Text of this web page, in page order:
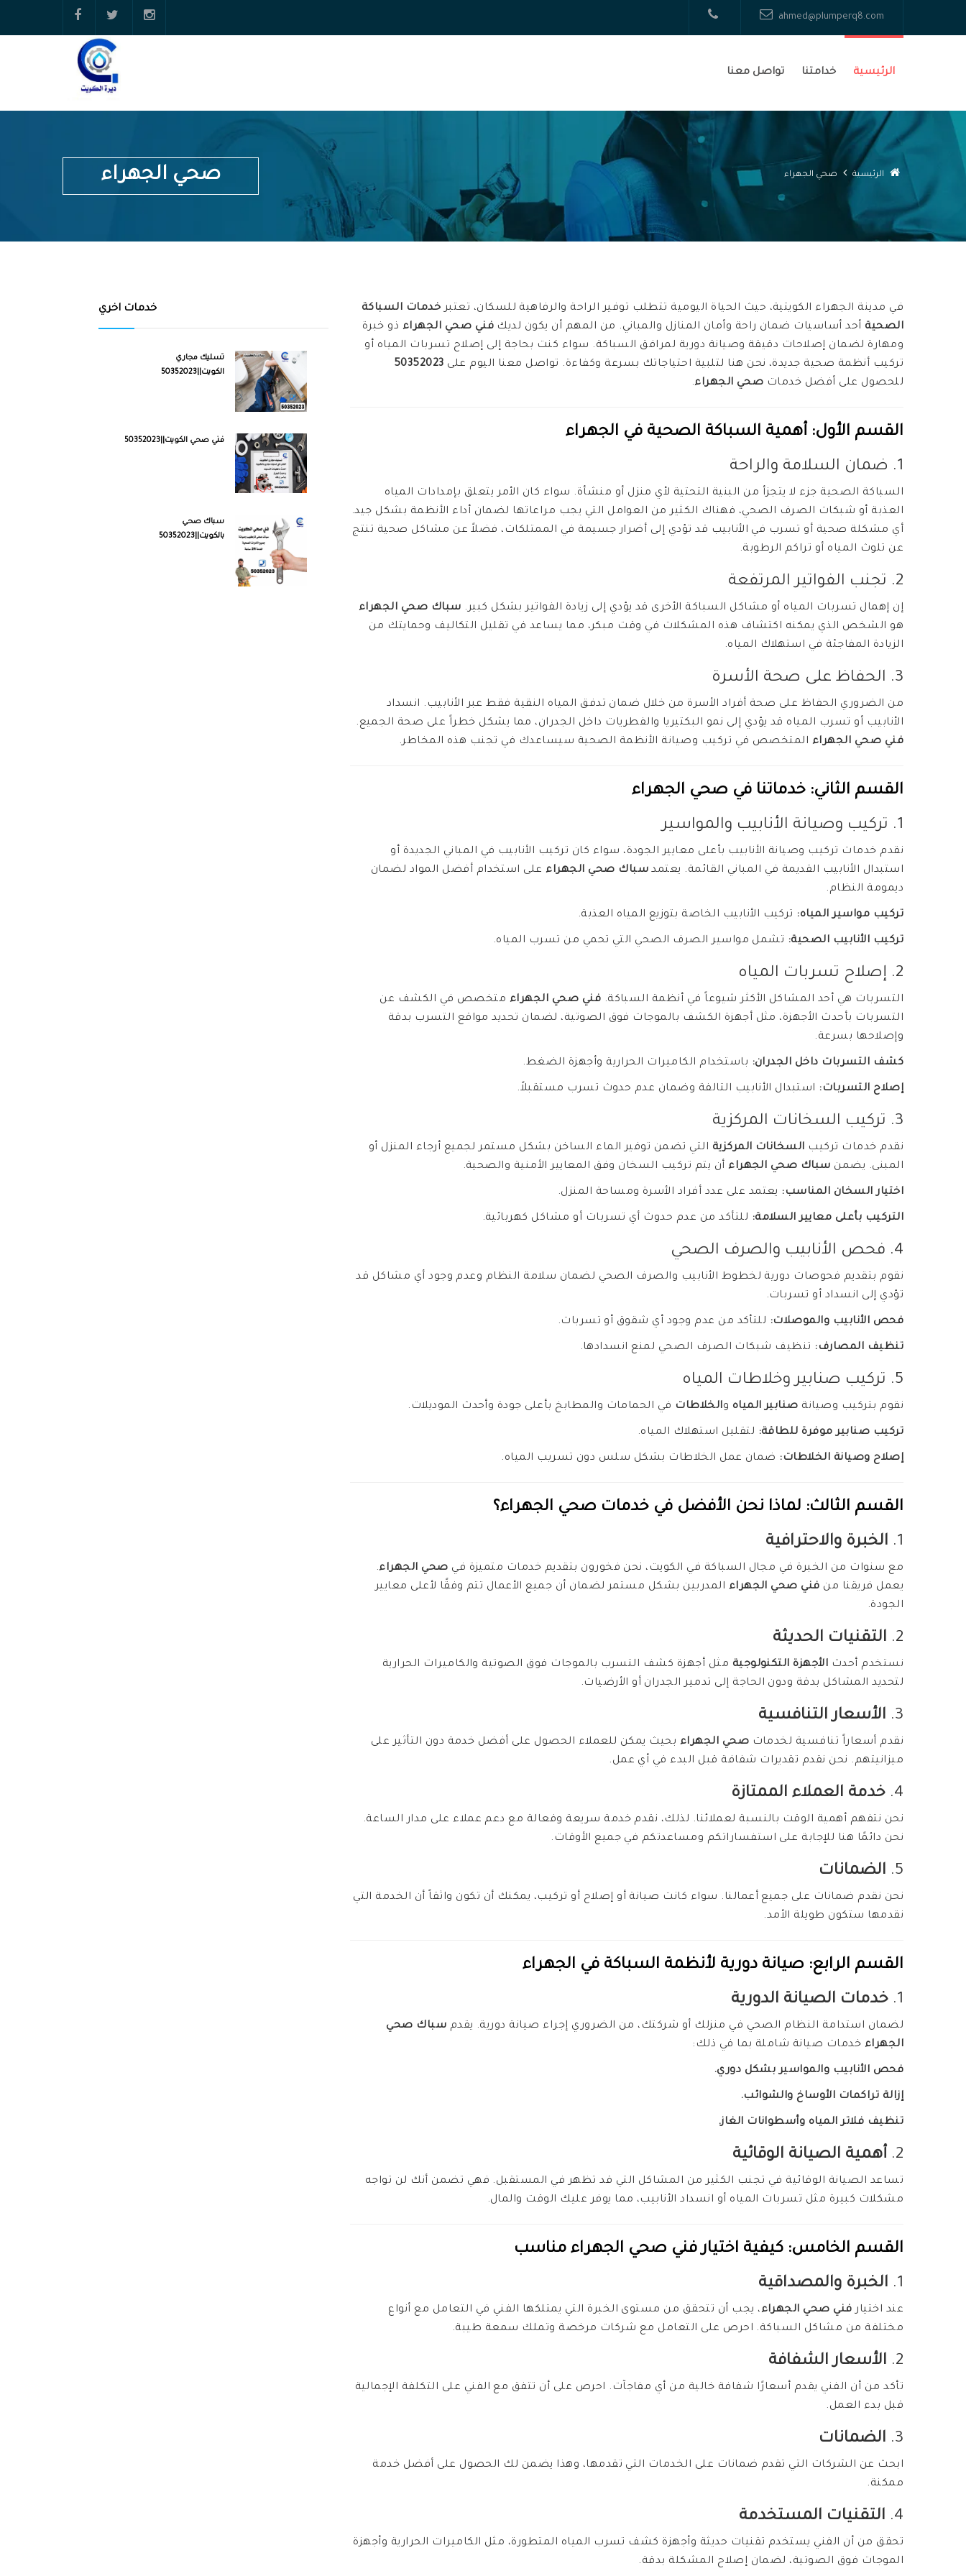
ahmed@plumperq8.com
الرئيسية خدامتنا تواصل معنا
صحي الجهراء الرئيسية صحي الجهراء
خدمات اخري
تسليك مجاري
الكويت||50352023
فني صحي الكويت||50352023
سباك صحي
بالكويت||50352023
في مدينة الجهراء الكويتية، حيث الحياة اليومية تتطلب توفير الراحة والرفاهية للسكان، تعتبر خدمات السباكة
الصحية أحد أساسيات ضمان راحة وأمان المنازل والمباني. من المهم أن يكون لديكفني صحي الجهراء ذو خبرة
ومهارة لضمان إصلاحات دقيقة وصيانة دورية لمرافق السباكة. سواء كنت بحاجة إلى إصلاح تسربات المياه أو
تركيب أنظمة صحية جديدة، نحن هنا لتلبية احتياجاتك بسرعة وكفاءة. تواصل معنا اليوم على 50352023
للحصول على أفضل خدمات صحي الجهراء.
القسم الأول: أهمية السباكة الصحية في الجهراء
1. ضمان السلامة والراحة
السباكة الصحية جزء لا يتجزأ من البنية التحتية لأي منزل أو منشأة. سواء كان الأمر يتعلق بإمدادات المياه
العذبة أو شبكات الصرف الصحي، فهناك الكثير من العوامل التي يجب مراعاتها لضمان أداء الأنظمة بشكل جيد.
أي مشكلة صحية أو تسرب في الأنابيب قد تؤدي إلى أضرار جسيمة في الممتلكات، فضلاً عن مشاكل صحية تنتج
عن تلوث المياه أو تراكم الرطوبة.
2. تجنب الفواتير المرتفعة
إن إهمال تسربات المياه أو مشاكل السباكة الأخرى قد يؤدي إلى زيادة الفواتير بشكل كبير. سباك صحي الجهراء
هو الشخص الذي يمكنه اكتشاف هذه المشكلات في وقت مبكر، مما يساعد في تقليل التكاليف وحمايتك من
الزيادة المفاجئة في استهلاك المياه.
3. الحفاظ على صحة الأسرة
من الضروري الحفاظ على صحة أفراد الأسرة من خلال ضمان تدفق المياه النقية فقط عبر الأنابيب. انسداد
الأنابيب أو تسرب المياه قد يؤدي إلى نمو البكتيريا والفطريات داخل الجدران، مما يشكل خطراً على صحة الجميع.
فني صحي الجهراء المتخصص في تركيب وصيانة الأنظمة الصحية سيساعدك في تجنب هذه المخاطر.
القسم الثاني: خدماتنا في صحي الجهراء
1. تركيب وصيانة الأنابيب والمواسير
نقدم خدمات تركيب وصيانة الأنابيب بأعلى معايير الجودة، سواء كان تركيب الأنابيب في المباني الجديدة أو
استبدال الأنابيب القديمة في المباني القائمة. يعتمد سباك صحي الجهراء على استخدام أفضل المواد لضمان
ديمومة النظام.
تركيب مواسير المياه: تركيب الأنابيب الخاصة بتوزيع المياه العذبة.
تركيب الأنابيب الصحية: تشمل مواسير الصرف الصحي التي تحمي من تسرب المياه.
2. إصلاح تسربات المياه
التسربات هي أحد المشاكل الأكثر شيوعاً في أنظمة السباكة. فني صحي الجهراء متخصص في الكشف عن
التسربات بأحدث الأجهزة، مثل أجهزة الكشف بالموجات فوق الصوتية، لضمان تحديد مواقع التسرب بدقة
وإصلاحها بسرعة.
كشف التسربات داخل الجدران: باستخدام الكاميرات الحرارية وأجهزة الضغط.
إصلاح التسربات: استبدال الأنابيب التالفة وضمان عدم حدوث تسرب مستقبلاً.
3. تركيب السخانات المركزية
نقدم خدمات تركيب السخانات المركزية التي تضمن توفير الماء الساخن بشكل مستمر لجميع أرجاء المنزل أو
المبنى. يضمن سباك صحي الجهراء أن يتم تركيب السخان وفق المعايير الأمنية والصحية.
اختيار السخان المناسب: يعتمد على عدد أفراد الأسرة ومساحة المنزل.
التركيب بأعلى معايير السلامة: للتأكد من عدم حدوث أي تسربات أو مشاكل كهربائية.
4. فحص الأنابيب والصرف الصحي
نقوم بتقديم فحوصات دورية لخطوط الأنابيب والصرف الصحي لضمان سلامة النظام وعدم وجود أي مشاكل قد
تؤدي إلى انسداد أو تسربات.
فحص الأنابيب والموصلات: للتأكد من عدم وجود أي شقوق أو تسربات.
تنظيف المصارف: تنظيف شبكات الصرف الصحي لمنع انسدادها.
5. تركيب صنابير وخلاطات المياه
نقوم بتركيب وصيانة صنابير المياه والخلاطات في الحمامات والمطابخ بأعلى جودة وأحدث الموديلات.
تركيب صنابير موفرة للطاقة: لتقليل استهلاك المياه.
إصلاح وصيانة الخلاطات: ضمان عمل الخلاطات بشكل سلس دون تسريب المياه.
القسم الثالث: لماذا نحن الأفضل في خدمات صحي الجهراء؟
1. الخبرة والاحترافية
مع سنوات من الخبرة في مجال السباكة في الكويت، نحن فخورون بتقديم خدمات متميزة في صحي الجهراء.
يعمل فريقنا من فني صحي الجهراء المدربين بشكل مستمر لضمان أن جميع الأعمال تتم وفقًا لأعلى معايير
الجودة.
2. التقنيات الحديثة
نستخدم أحدث الأجهزة التكنولوجية مثل أجهزة كشف التسرب بالموجات فوق الصوتية والكاميرات الحرارية
لتحديد المشاكل بدقة ودون الحاجة إلى تدمير الجدران أو الأرضيات.
3. الأسعار التنافسية
نقدم أسعاراً تنافسية لخدمات صحي الجهراء بحيث يمكن للعملاء الحصول على أفضل خدمة دون التأثير على
ميزانيتهم. نحن نقدم تقديرات شفافة قبل البدء في أي عمل.
4. خدمة العملاء الممتازة
نحن نتفهم أهمية الوقت بالنسبة لعملائنا. لذلك، نقدم خدمة سريعة وفعالة مع دعم عملاء على مدار الساعة.
نحن دائمًا هنا للإجابة على استفساراتكم ومساعدتكم في جميع الأوقات.
5. الضمانات
نحن نقدم ضمانات على جميع أعمالنا. سواء كانت صيانة أو إصلاح أو تركيب، يمكنك أن تكون واثقاً أن الخدمة التي
نقدمها ستكون طويلة الأمد.
القسم الرابع: صيانة دورية لأنظمة السباكة في الجهراء
1. خدمات الصيانة الدورية
لضمان استدامة النظام الصحي في منزلك أو شركتك، من الضروري إجراء صيانة دورية. يقدم سباك صحي
الجهراء خدمات صيانة شاملة بما في ذلك:
فحص الأنابيب والمواسير بشكل دوري.
إزالة تراكمات الأوساخ والشوائب.
تنظيف فلاتر المياه وأسطوانات الغاز.
2. أهمية الصيانة الوقائية
تساعد الصيانة الوقائية في تجنب الكثير من المشاكل التي قد تظهر في المستقبل. فهي تضمن أنك لن تواجه
مشكلات كبيرة مثل تسربات المياه أو انسداد الأنابيب، مما يوفر عليك الوقت والمال.
القسم الخامس: كيفية اختيارفني صحي الجهراء مناسب
1. الخبرة والمصداقية
عند اختيار فني صحي الجهراء، يجب أن تتحقق من مستوى الخبرة التي يمتلكها الفني في التعامل مع أنواع
مختلفة من مشاكل السباكة. احرص على التعامل مع شركات مرخصة وتملك سمعة طيبة.
2. الأسعار الشفافة
تأكد من أن الفني يقدم أسعارًا شفافة خالية من أي مفاجآت. احرص على أن تتفق مع الفني على التكلفة الإجمالية
قبل بدء العمل.
3. الضمانات
ابحث عن الشركات التي تقدم ضمانات على الخدمات التي تقدمها، وهذا يضمن لك الحصول على أفضل خدمة
ممكنة.
4. التقنيات المستخدمة
تحقق من أن الفني يستخدم تقنيات حديثة وأجهزة كشف تسرب المياه المتطورة، مثل الكاميرات الحرارية وأجهزة
الموجات فوق الصوتية، لضمان إصلاح المشكلة بدقة.